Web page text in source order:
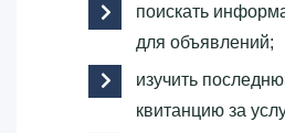
поискать
для объявлений;
изучить
квитанцию за